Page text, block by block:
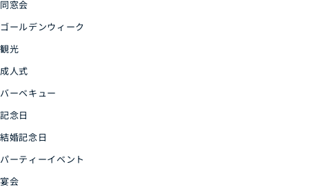
同窓会
ゴールデンウィーク
観光
成人式
バーベキュー
記念日
結婚記念日
パーティーイベント
宴会